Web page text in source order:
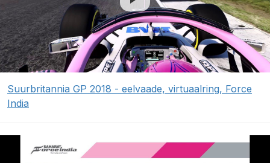
Suurbritannia GP 2018 - eelvaade, virtuaalring, Force
India